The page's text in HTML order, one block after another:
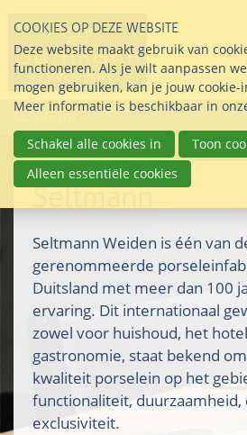
links
over
Direct
naar
inhoud
Direct
naar
het
Menu
Seltmann
Seltmann Weiden is één van
gerenommeerde
Duitsland met meer dan 100
ervaring. Dit internationaal
zowel voor huishoud, het
gastronomie, staat bekend
kwaliteit porselein op het
functionaliteit, duurzaamheid,
exclusiviteit.
COOKIES OP DEZE WEBSITE
Deze website maakt gebruik van
functioneren. Als je wilt aanpassen
mogen gebruiken, kan je jouw
Meer informatie is beschikbaar in
Schakel alle cookies in
Toon
Alleen essentiële cookies